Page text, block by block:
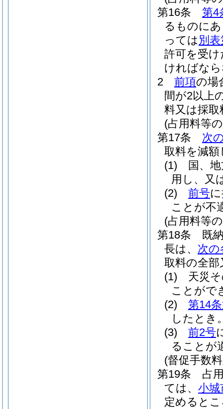
第16条
第4
るものに
っては 別
許可を受
ければな
2
前項の場
間が2以上
料又は採
(占用料等
第17条
次
取料を減
(1)
国、
用し、又
(2)
前号
ことが不
(占用料等
第18条
既
長は、 次の
取料の全
(1)
天災
ことがで
(2)
第14
したとき
(3)
前2号
ることが
(督促手数
第19条
占
ては、 小城
定めると